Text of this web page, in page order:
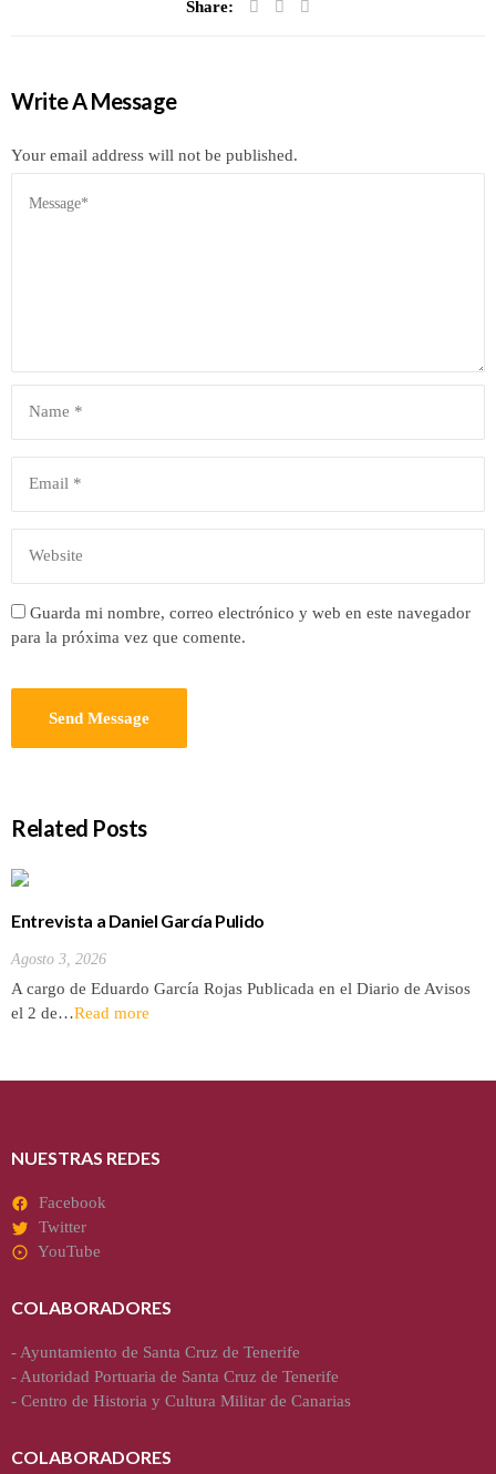
Share:
Write A Message
Your email address will not be published.
Guarda mi nombre, correo electrónico y web en este navegador
para la próxima vez que comente.
Related Posts
Entrevista a Daniel García Pulido
Agosto 3, 2026
A cargo de Eduardo García Rojas Publicada en el Diario de Avisos
el 2 de…Read more
NUESTRAS REDES
Facebook
Twitter
YouTube
COLABORADORES
- Ayuntamiento de Santa Cruz de Tenerife
- Autoridad Portuaria de Santa Cruz de Tenerife
- Centro de Historia y Cultura Militar de Canarias
COLABORADORES